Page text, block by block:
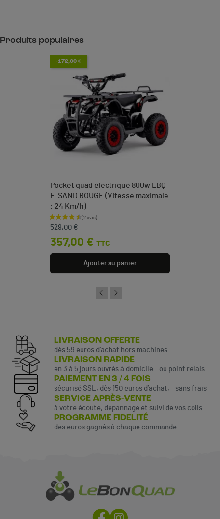
Produits populaires
-172,00 €
Pocket quad électrique 800w LBQ
E-SAND ROUGE (Vitesse maximale
: 24 Km/h)
Prix de base
529,00 €
Prix
357,00 € TTC
Ajouter au panier
LIVRAISON OFFERTE
dès 59 euros d’achat hors machines
LIVRAISON RAPIDE
en 3 à 5 jours ouvrés à domicile ou point relais
PAIEMENT EN 3 / 4 FOIS
sécurisé SSL, dès 150 euros d’achat, sans frais
SERVICE APRÈS-VENTE
à votre écoute, dépannage et suivi de vos colis
PROGRAMME FIDELITÉ
des euros gagnés à chaque commande